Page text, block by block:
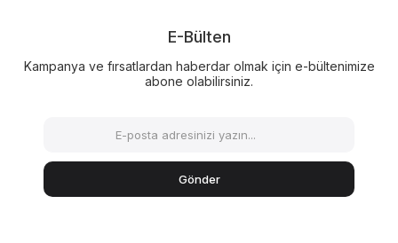
E-Bülten
Kampanya ve fırsatlardan haberdar olmak için e-bültenimize
abone olabilirsiniz.
Gönder